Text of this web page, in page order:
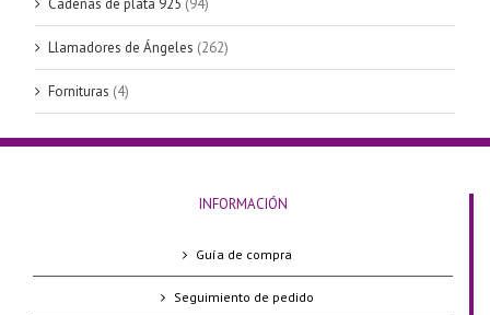
Cadenas de plata 925 (94)
Llamadores de Ángeles (262)
Fornituras (4)
INFORMACIÓN
Guía de compra
Seguimiento de pedido